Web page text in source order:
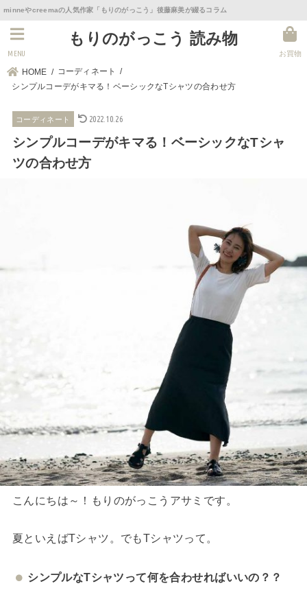
minneやcreemaの人気作家「もりのがっこう」後藤麻美が綴るコラム
もりのがっこう 読み物
お買物
MENU
HOME
コーディネート
シンプルコーデがキマる！ベーシックなTシャツの合わせ方
コーディネート 2022.10.26
シンプルコーデがキマる！ベーシックなTシャ
ツの合わせ方
こんにちは～！もりのがっこうアサミです。
夏といえばTシャツ。でもTシャツって。
シンプルなTシャツって何を合わせればいいの？？